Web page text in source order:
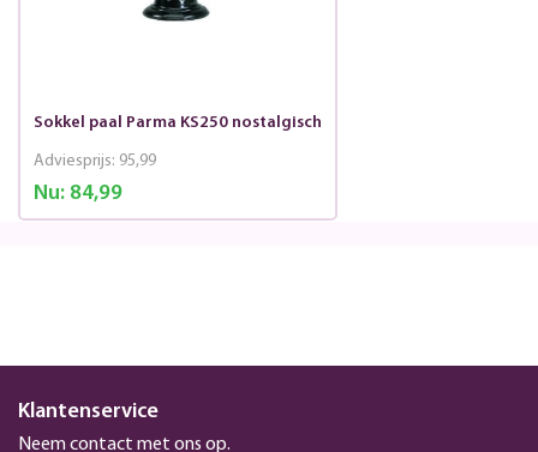
Sokkel paal Parma KS250 nostalgisch
Nu:84,99
Adviesprijs: 95,99
Klantenservice
Neem contact met ons op.